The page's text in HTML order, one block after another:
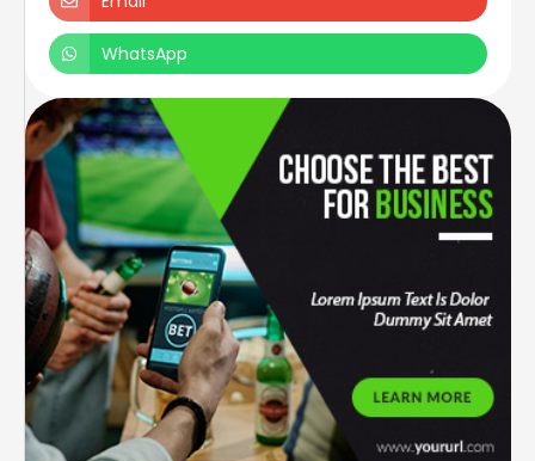
WhatsApp